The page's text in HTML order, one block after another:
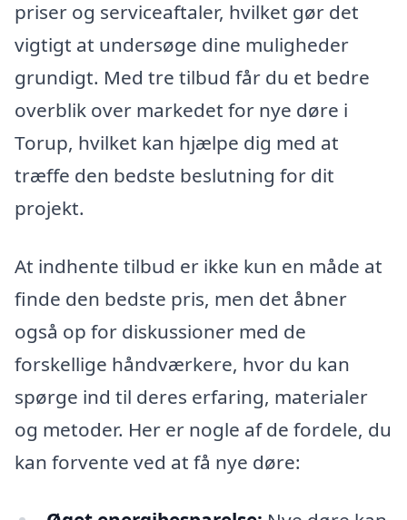
priser og serviceaftaler, hvilket gør det
vigtigt at undersøge dine muligheder
grundigt. Med tre tilbud får du et bedre
overblik over markedet for nye døre i
Torup, hvilket kan hjælpe dig med at
træffe den bedste beslutning for dit
projekt.
At indhente tilbud er ikke kun en måde at
finde den bedste pris, men det åbner
også op for diskussioner med de
forskellige håndværkere, hvor du kan
spørge ind til deres erfaring, materialer
og metoder. Her er nogle af de fordele, du
kan forvente ved at få nye døre: